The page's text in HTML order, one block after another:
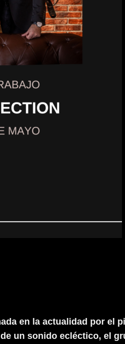
en la actualidad por el
un sonido ecléctico, el